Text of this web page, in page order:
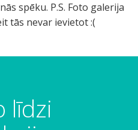
spēku. P.S. Foto galerija
tās nevar ievietot :(
līdzi